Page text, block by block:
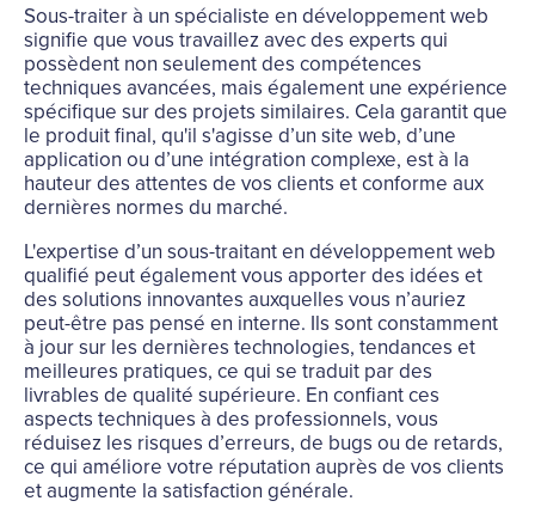
Sous-traiter à un spécialiste en développement web
signifie que vous travaillez avec des experts qui
possèdent non seulement des compétences
techniques avancées, mais également une expérience
spécifique sur des projets similaires. Cela garantit que
le produit final, qu'il s'agisse d’un site web, d’une
application ou d’une intégration complexe, est à la
hauteur des attentes de vos clients et conforme aux
dernières normes du marché.
L'expertise d’un sous-traitant en développement web
qualifié peut également vous apporter des idées et
des solutions innovantes auxquelles vous n’auriez
peut-être pas pensé en interne. Ils sont constamment
à jour sur les dernières technologies, tendances et
meilleures pratiques, ce qui se traduit par des
livrables de qualité supérieure. En confiant ces
aspects techniques à des professionnels, vous
réduisez les risques d’erreurs, de bugs ou de retards,
ce qui améliore votre réputation auprès de vos clients
et augmente la satisfaction générale.